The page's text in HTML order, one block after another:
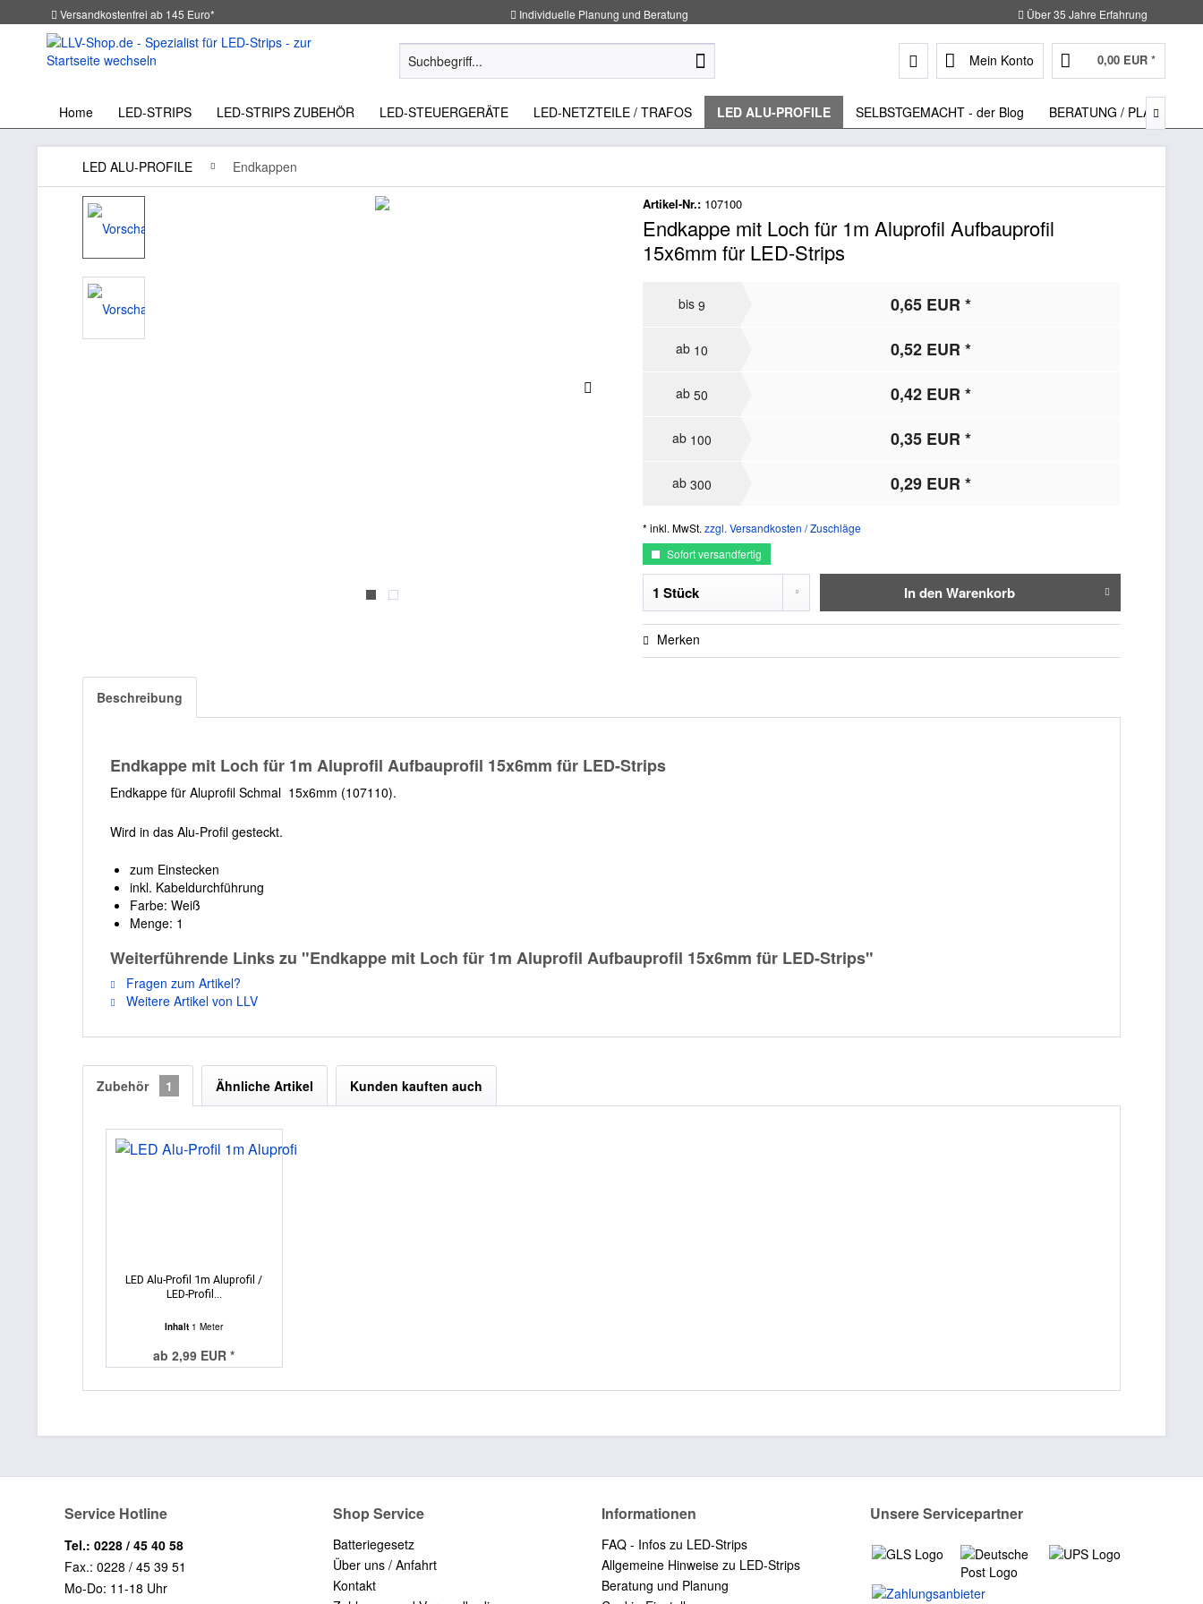
Versandkostenfrei ab 145 Euro* Individuelle Planung und Beratung Über 35 Jahre Erfahrung
Mein Konto 0,00 EUR *
Home LED-STRIPS LED-STRIPS ZUBEHÖR LED-STEUERGERÄTE LED-NETZTEILE / TRAFOS LED ALU-PROFILE SELBSTGEMACHT - der Blog BERATUNG / PLANUNG

LED ALU-PROFILE Endkappen
Artikel-Nr.: 107100
Endkappe mit Loch für 1m Aluprofil Aufbauprofil
15x6mm für LED-Strips
bis9 0,65 EUR *
ab 10 0,52 EUR *
ab50 0,42 EUR *
ab 100 0,35 EUR *
ab300 0,29 EUR *
* inkl. MwSt.zzgl. Versandkosten / Zuschläge
Sofort versandfertig
In denWarenkorb
Merken
Beschreibung
Endkappe mit Loch für 1m Aluprofil Aufbauprofil 15x6mm für LED-Strips
Endkappe für Aluprofil Schmal 15x6mm (107110).
Wird in das Alu-Profil gesteckt.
zum Einstecken
inkl. Kabeldurchführung
Farbe: Weiß
Menge: 1
Weiterführende Links zu "Endkappe mit Loch für 1m Aluprofil Aufbauprofil 15x6mm für LED-Strips"
Fragen zum Artikel?
Weitere Artikel von LLV
Zubehör 1 Ähnliche Artikel Kunden kauften auch
LED Alu-Profil 1m Aluprofil /
LED-Profil...
Inhalt 1 Meter
ab 2,99 EUR *
Service Hotline
Tel.: 0228 / 45 40 58
Fax.: 0228 / 45 39 51
Mo-Do: 11-18 Uhr
Shop Service
Batteriegesetz
Über uns / Anfahrt
Kontakt
Informationen
FAQ - Infos zu LED-Strips
Allgemeine Hinweise zu LED-Strips
Beratung und Planung
Unsere Servicepartner